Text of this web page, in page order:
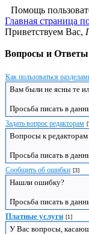
Помощь
Главная страница
Приветствуем Вас,
Вопросы и Ответы
Как пользоваться
Вам были не ясны те
Просьба писать в
Задать вопрос редакторам
Вопросы к
Просьба писать в
Сообщить об ошибки [3]
Нашли ошибку?
Просьба писать в
Платные услуги [1]
У Вас вопросы,